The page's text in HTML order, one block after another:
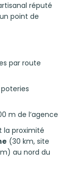
réputé
point de
par route
m de l’agence
la proximité
(30 km, site
au nord du